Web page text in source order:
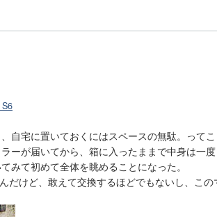
自宅に置いておくにはスペースの無駄。ってこ
ーが届いてから、箱に入ったままで中身は一
みて初めて全体を眺めることになった。
だけど、敢えて交換するほどでもないし、この